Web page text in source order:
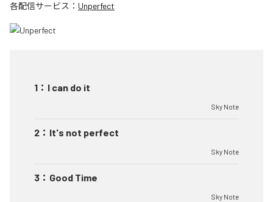
各配信サービス： Unperfect
1 ： I can do it
Sky Note
2 ： It's not perfect
Sky Note
3 ： Good Time
Sky Note